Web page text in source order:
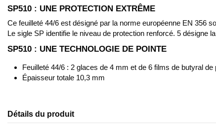
SP510 : UNE PROTECTION EXTRÊME
Ce feuilleté 44/6 est désigné par la norme européenne EN 356
Le sigle SP identifie le niveau de protection renforcé. 5 désigne
SP510 : UNE TECHNOLOGIE DE POINTE
Feuilleté 44/6 : 2 glaces de 4 mm et de 6 films de butyral
Épaisseur totale 10,3 mm
Détails du produit